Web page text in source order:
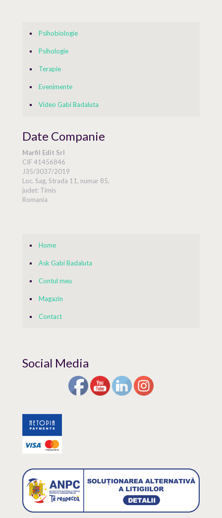
Psihobiologie
Psihologie
Terapie
Evenimente
Video Gabi Badaluta
Date Companie
Marfil Edit Srl
CIF 41456846
J35/3037/2019
Loc. Sag, Strada 11, numar 85,
judet: Timis
Romania
Home
Ask Gabi Badaluta
Contul meu
Magazin
Contact
Social Media